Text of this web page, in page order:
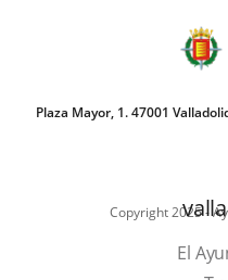
Plaza Mayor, 1. 47001
Copyright 2025 -
El